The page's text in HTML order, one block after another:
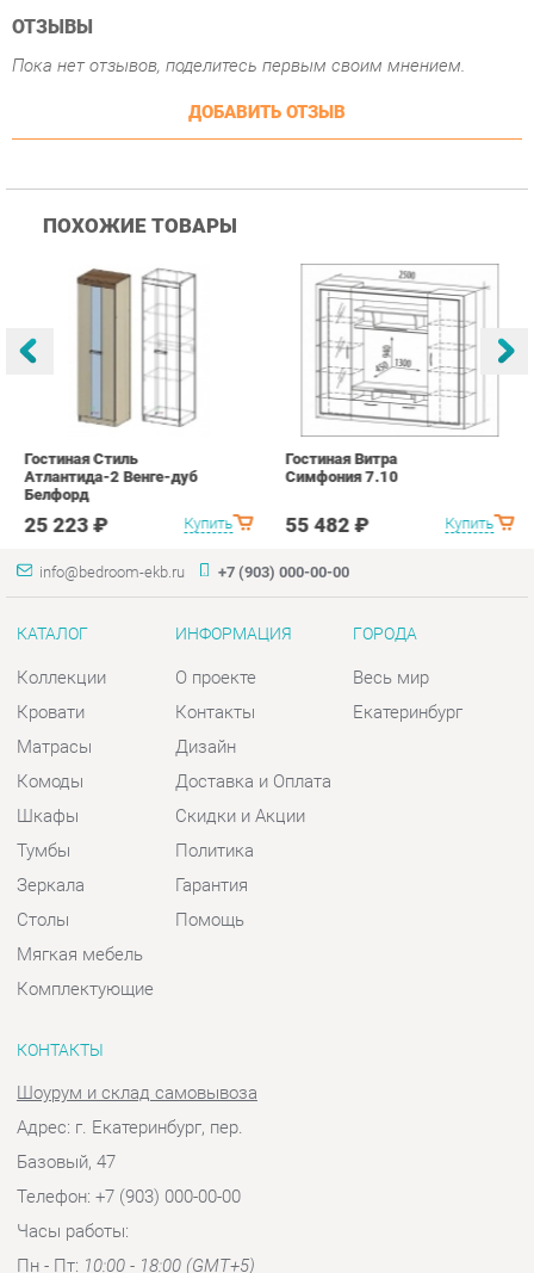
Купить
Атлантида-2 Венге-дуб
Белфорд
Купить
Гостиная Витра
Симфония 7.10
55 482 ₽
info@bedroom-ekb.ru
КАТАЛОГ
Коллекции
Кровати
Матрасы
Комоды
Зеркала
Столы
Мягкая мебель
Комплектующие
ИНФОРМАЦИЯ
О проекте
Контакты
Дизайн
Доставка и Оплата
Помощь
ГОРОДА
Весь мир
Екатеринбург
КОНТАКТЫ
Шоурум и склад самовывоза
Адрес: г. Екатеринбург, пер.
Базовый, 47
Часы работы:
Пн - Пт:10:00 - 18:00 (GMT+5)
Отправить сообщение
© 2009-2026 Спальни-Екатеринбург